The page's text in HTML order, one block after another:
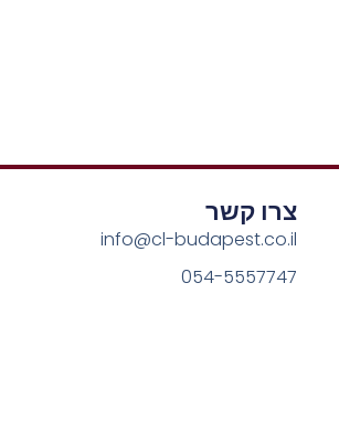
צרו קשר
info@cl-budapest.co.il
054-5557747